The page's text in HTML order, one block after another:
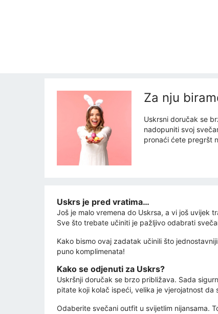
Za nju
Uskrsni doručak se
nadopuniti svoj
pronaći ćete pregršt
Uskrs je pred vratima…
Još je malo vremena do Uskrsa, a vi još uvijek
Sve što trebate učiniti je pažljivo odabrati
Kako bismo ovaj zadatak učinili što
puno komplimenata!
Kako se odjenuti za Uskrs?
Uskršnji doručak se brzo približava. Sada
pitate koji kolač ispeći, velika je vjerojatnost
Odaberite svečani outfit u svijetlim nijansama.